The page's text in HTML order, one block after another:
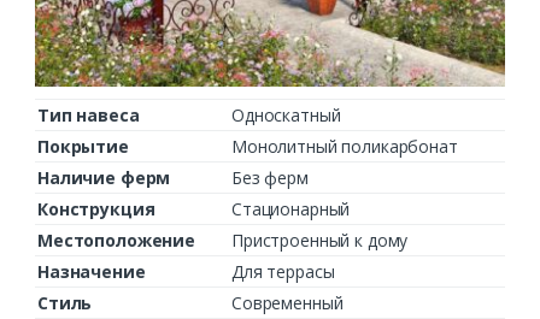
Тип навеса
Односкатный
Покрытие
Монолитный поликарбонат
Наличие ферм
Без ферм
Конструкция
Стационарный
Местоположение
Пристроенный к дому
Назначение
Для террасы
Стиль
Современный